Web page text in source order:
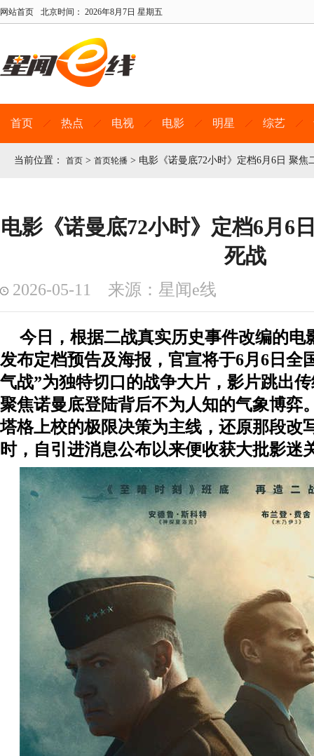
网站首页 北京时间： 2026年8月7日 星期五
首页 热点 电视 电影 明星 综艺
当前位置： 首页 > 首页轮播 > 电影《诺曼底72小时》定档6月6日 聚焦
电影《诺曼底72小时》定档6月6
死战
2026-05-11 来源：星闻e线
今日，根据二战真实历史事件改编的电
发布定档预告及海报，官宣将于6月6日全
气战”为独特切口的战争大片，影片跳出
聚焦诺曼底登陆背后不为人知的气象博弈
塔格上校的极限决策为主线 ， 还原那段改
时，自引进消息公布以来便收获大批影迷